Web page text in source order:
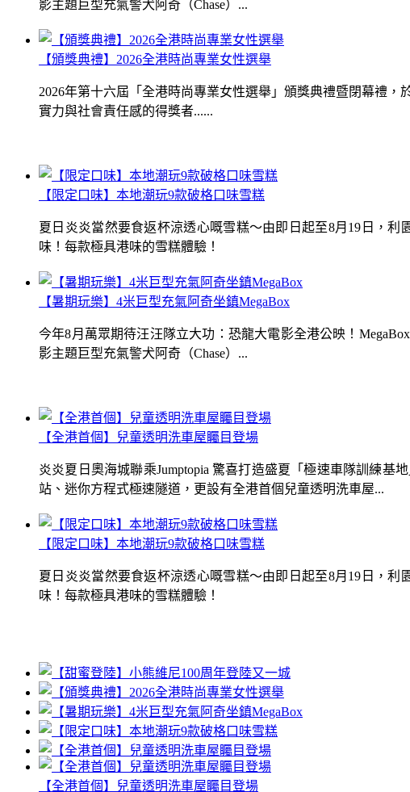
影主題巨型充氣警犬阿奇（Chase）...
【限定口味】本地潮玩9款破格口味雪糕
夏日炎炎當然要食返杯涼透心嘅雪糕～由即日起至8月19日，
味！每款極具港味的雪糕體驗！
【全港首個】兒童透明洗車屋矚目登場
炎炎夏日奧海城聯乘Jumptopia 驚喜打造盛夏「極速車隊訓練
站、迷你方程式極速隧道，更設有全港首個兒童透明洗車屋...
【頒獎典禮】2026全港時尚專業女性選舉
2026年第十六屆「全港時尚專業女性選舉」頒獎典禮暨閉幕禮
實力與社會責任感的得獎者......
【暑期玩樂】4米巨型充氣阿奇坐鎮MegaBox
今年8月萬眾期待汪汪隊立大功：恐龍大電影全港公映！
影主題巨型充氣警犬阿奇（Chase）...
【限定口味】本地潮玩9款破格口味雪糕
夏日炎炎當然要食返杯涼透心嘅雪糕～由即日起至8月19日，
味！每款極具港味的雪糕體驗！
【全港首個】兒童透明洗車屋矚目登場